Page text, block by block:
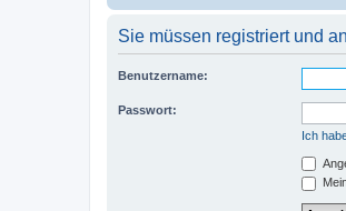
Sie müssen registriert und
Benutzername:
Passwort:
Ich